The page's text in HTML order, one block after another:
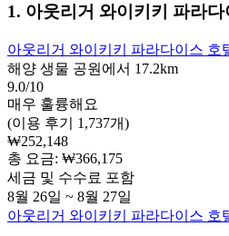
1. 아웃리거 와이키키 파라다
아웃리거 와이키키 파라다이스 호
해양 생물 공원에서 17.2km
9.0/10
매우 훌륭해요
(이용 후기 1,737개)
₩252,148
총 요금: ₩366,175
세금 및 수수료 포함
8월 26일 ~ 8월 27일
아웃리거 와이키키 파라다이스 호